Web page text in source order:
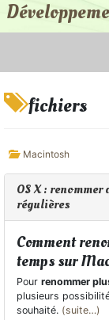
fichiers
Macintosh
OS X :
régulières
Comment
temps sur
Pour renommer
plusieurs
souhaité. (suite…)